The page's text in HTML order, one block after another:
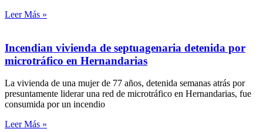
Leer Más »
Incendian vivienda de septuagenaria detenida por
microtráfico en Hernandarias
La vivienda de una mujer de 77 años, detenida semanas atrás por
presuntamente liderar una red de microtráfico en Hernandarias, fue
consumida por un incendio
Leer Más »